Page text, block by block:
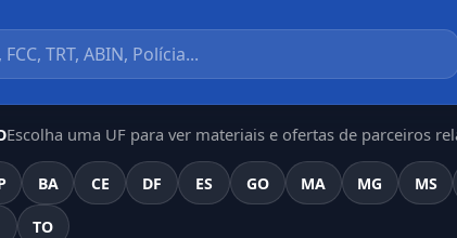
Escolha uma UF para ver materiais e ofertas de parceiros
BA CE DF ES GO MA MG MS
TO